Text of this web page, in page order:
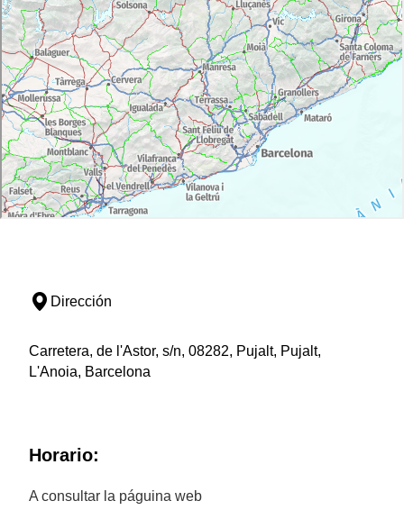
Dirección
Carretera, de l'Astor, s/n, 08282, Pujalt, Pujalt,
L'Anoia, Barcelona
Horario:
A consultar la páguina web